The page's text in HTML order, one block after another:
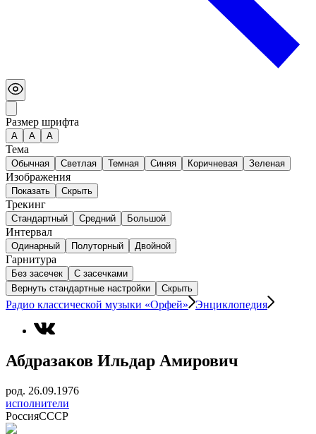
Размер шрифта
А A A
Тема
Обычная Светлая Темная Синяя Коричневая Зеленая
Изображения
Показать Скрыть
Трекинг
Стандартный Средний Большой
Интервал
Одинарный Полуторный Двойной
Гарнитура
Без засечек
С засечками
Вернуть стандартные настройки
Скрыть
Радио классической музыки «Орфей» Энциклопедия
Абдразаков Ильдар Амирович
род. 26.09.1976
исполнители
РоссияСССР